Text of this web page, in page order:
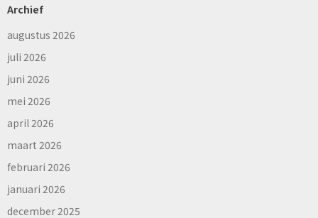
Archief
augustus 2026
juli 2026
juni 2026
mei 2026
april 2026
maart 2026
februari 2026
januari 2026
december 2025